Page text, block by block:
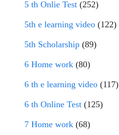
5 th Onlie Test (252)
5th e learning video (122)
5th Scholarship (89)
6 Home work (80)
6 th e learning video (117)
6 th Online Test (125)
7 Home work (68)